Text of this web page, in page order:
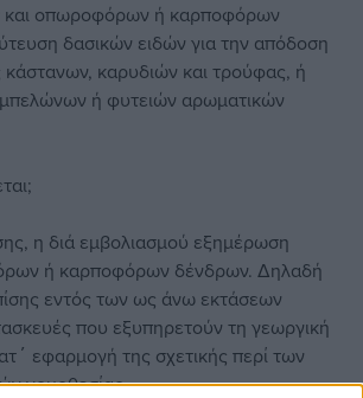
και οπωροφόρων ή καρποφόρων
δασικών ειδών για την απόδοση
κάστανων, καρυδιών και τρούφας, ή
ή φυτειών αρωματικών
η διά εμβολιασμού εξημέρωση
ή καρποφόρων δένδρων. Δηλαδή
εντός των ως άνω εκτάσεων
που εξυπηρετούν τη γεωργική
εφαρμογή της σχετικής περί των
νομοθεσίας.